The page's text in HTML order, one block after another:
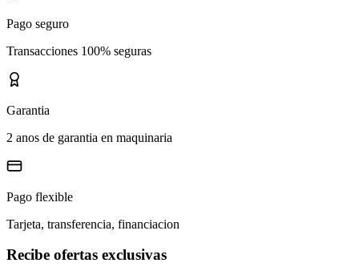
Pago seguro
Transacciones 100% seguras
Garantia
2 anos de garantia en maquinaria
Pago flexible
Tarjeta, transferencia, financiacion
Recibe ofertas exclusivas